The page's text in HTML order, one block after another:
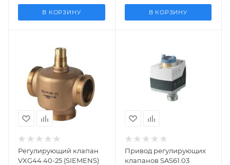
В КОРЗИНУ В КОРЗИНУ
BPZ:VXG44.40-25
Вес, кг
2.427
Страна
производства
Германия
Регулирующий клапан
VXG44.40-25 (SIEMENS)
S55158-A100
Швейцария
Привод регулирующих
клапанов SAS61.03